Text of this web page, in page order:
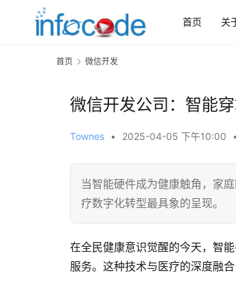
首页 关
首页 微信开发
微信开发公司：智能
Townes • 2025-04-05 下午10:00 •
当智能硬件成为健康触角，家
疗数字化转型最具象的呈现。
在全民健康意识觉醒的今天，智
服务。这种技术与医疗的深度融